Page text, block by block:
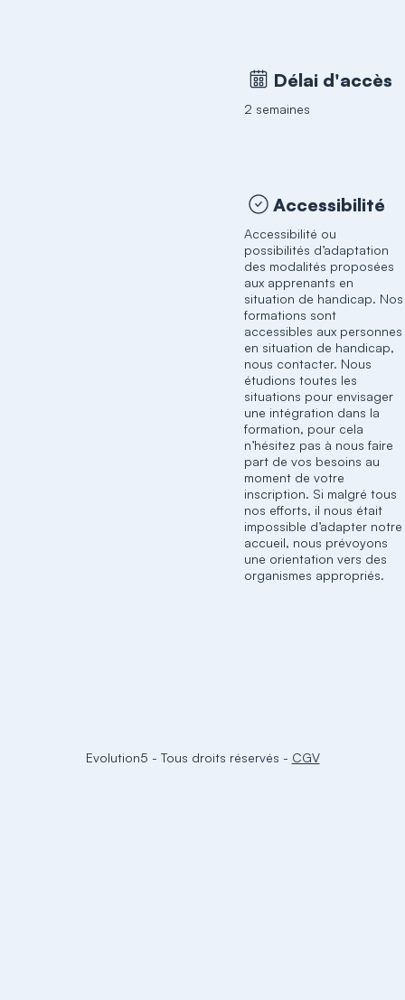
Délai d'accès
2 semaines
Accessibilité
Accessibilité ou
possibilités d’adaptation
des modalités proposées
aux apprenants en
situation de handicap. Nos
formations sont
accessibles aux personnes
en situation de handicap,
nous contacter. Nous
étudions toutes les
situations pour envisager
une intégration dans la
formation, pour cela
n’hésitez pas à nous faire
part de vos besoins au
moment de votre
inscription. Si malgré tous
nos efforts, il nous était
impossible d’adapter notre
accueil, nous prévoyons
une orientation vers des
organismes appropriés.
Evolution5 - Tous droits réservés - CGV